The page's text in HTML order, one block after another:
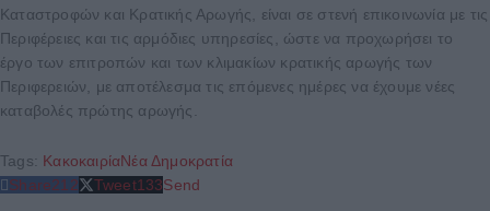
Καταστροφών και Κρατικής Αρωγής, είναι σε στενή επικοινωνία με τις
Περιφέρειες και τις αρμόδιες υπηρεσίες, ώστε να προχωρήσει το
έργο των επιτροπών και των κλιμακίων κρατικής αρωγής των
Περιφερειών, με αποτέλεσμα τις επόμενες ημέρες να έχουμε νέες
καταβολές πρώτης αρωγής.
Tags: ΚακοκαιρίαΝέα Δημοκρατία
Share212 Tweet133Send